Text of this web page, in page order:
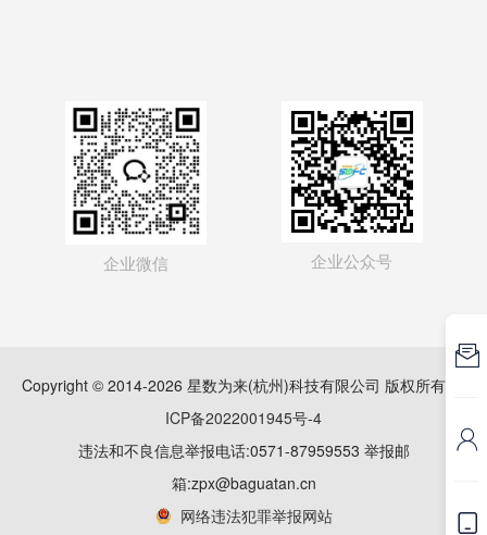
企业微信 企业公众号
Copyright © 2014-2026 星数为来(杭州)科技有限公司 版权所有
ICP备2022001945号-4
违法和不良信息举报电话:0571-87959553 举报邮
箱:zpx@baguatan.cn
网络违法犯罪举报网站


